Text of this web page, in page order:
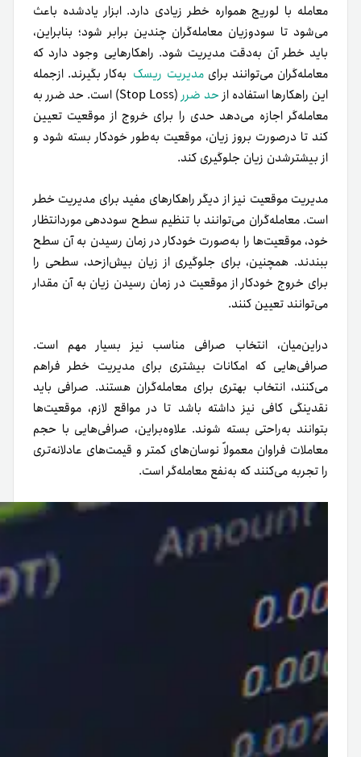
معامله با لوریج همواره خطر زیادی دارد. ابزار یادشده باعث
می‌شود تا سود‌و‌زیان معامله‌گران چندین برابر شود؛ بنابراین،
باید خطر آن به‌دقت مدیریت شود. راهکارهایی وجود دارد که
معامله‌گران می‌توانند برایمدیریت ریسک به‌کار بگیرند. از‌جمله
این راهکارها استفاده از حد ضرر
(Stop Loss) است. حد ضرر به
معامله‌گر اجازه می‌دهد حدی را برای خروج از موقعیت تعیین
کند تا درصورت بروز زیان، موقعیت به‌طور خودکار بسته شود و
از بیشتر‌شدن زیان جلوگیری کند.
مدیریت موقعیت نیز از دیگر راهکارهای مفید برای مدیریت خطر
است. معامله‌گران می‌توانند با تنظیم سطح سوددهی مورد‌انتظار
خود، موقعیت‌ها را به‌صورت خودکار در زمان رسیدن به آن سطح
ببندند. همچنین، برای جلوگیری از زیان بیش‌از‌حد، سطحی را
برای خروج خودکار از موقعیت در زمان رسیدن زیان به آن مقدار
می‌توانند تعیین کنند.
دراین‌میان، انتخاب صرافی مناسب نیز بسیار مهم است.
صرافی‌هایی که امکانات بیشتری برای مدیریت خطر فراهم
می‌کنند، انتخاب بهتری برای معامله‌گران هستند. صرافی باید
نقدینگی کافی نیز داشته باشد تا در مواقع لازم، موقعیت‌ها
بتوانند به‌راحتی بسته شوند. علاوه‌بر‌این، صرافی‌هایی با حجم
معاملات فراوان معمولاً نوسان‌های کمتر و قیمت‌های عادلانه‌تری
را تجربه می‌کنند که به‌نفع معامله‌گر است.